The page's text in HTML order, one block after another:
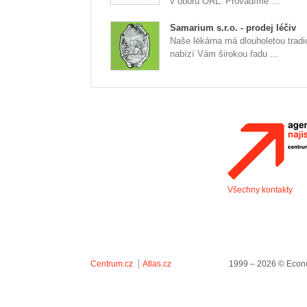
Samarium s.r.o. - prodej léčiv
Naše lékárna má dlouholetou
nabízí Vám širokou řadu ...
Všechny kontakty
Centrum.cz Atlas.cz 1999 – 2026 ©